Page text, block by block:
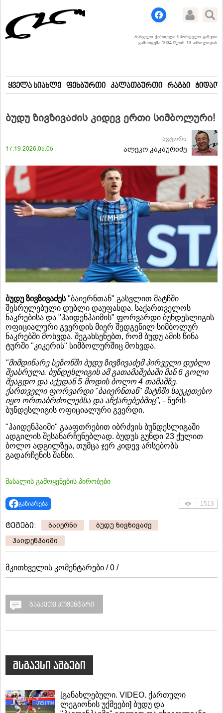
პირველი ქართული სპორტული გაზეთი
გამოიცემა 1934 წლის 13 აპრილიდან
ყველა სიახლე ფეხბურთი კალათბურთი რაგბი
ბუდუ ზივზივაძის კიდევ ერთი სიმბოლური!
17:19 2026.05.05
ავტორი
ალეკო კაკაურიძე
ბუდუ ზივზივაძეს"ბაიერნთან" გასვლით მატჩში
შესრულებული დუბლი დაუფასდა. საქართველოს
ნაკრებისა და "ჰაიდენჰაიმის" ფორვარდი ბუნდესლიგის
ოფიციალური გვერდის მიერ შედგენილ სიმბოლურ
ნაკრებში მოხვდა. შეგახსენებთ, რომ ბუდუ ამის წინა
ტურში "კიკერის" სიმბოლურშიც მოხვდა.
"მიმდინარე სეზონში ბუდუ ზივზივაძემ პირველი დუბლი
შეასრულა. ბუნდესლიგის ამ გათამაშებაში მან 6 გოლი
შეაგდო და აქედან 5 მოდის ბოლო 4 თამაშზე.
ქართველი ფორვარდი "ბაიერნთან" მატჩში საუკეთესო
იყო ორთაბრძოლებსა და აჩქარებებშიც", - წერს
ბუნდესლიგის ოფიციალური გვერდი.
"ჰაიდენჰაიმი" გააფთრებით იბრძვის ბუნდესლიგაში
ადგილის შესანარჩუნებლად. ბუდუს გუნდი 23 ქულით
ბოლო ადგილზეა, თუმცა ჯერ კიდევ არსებობს
გადარჩენის შანსი.
მასალის გამოყენების პირობები
გაზიარება 1513
ტეგები: ბაიერნი
ბუდუ ზივზივაძე
ჰაიდენჰაიმი
მკითხველის კომენტარები / 0 /
გააკეთე კომენტარი
მსგავსი ამბები
[განახლებული. VIDEO. ქართული
ლეგიონის უქმეები] ბუდუ და